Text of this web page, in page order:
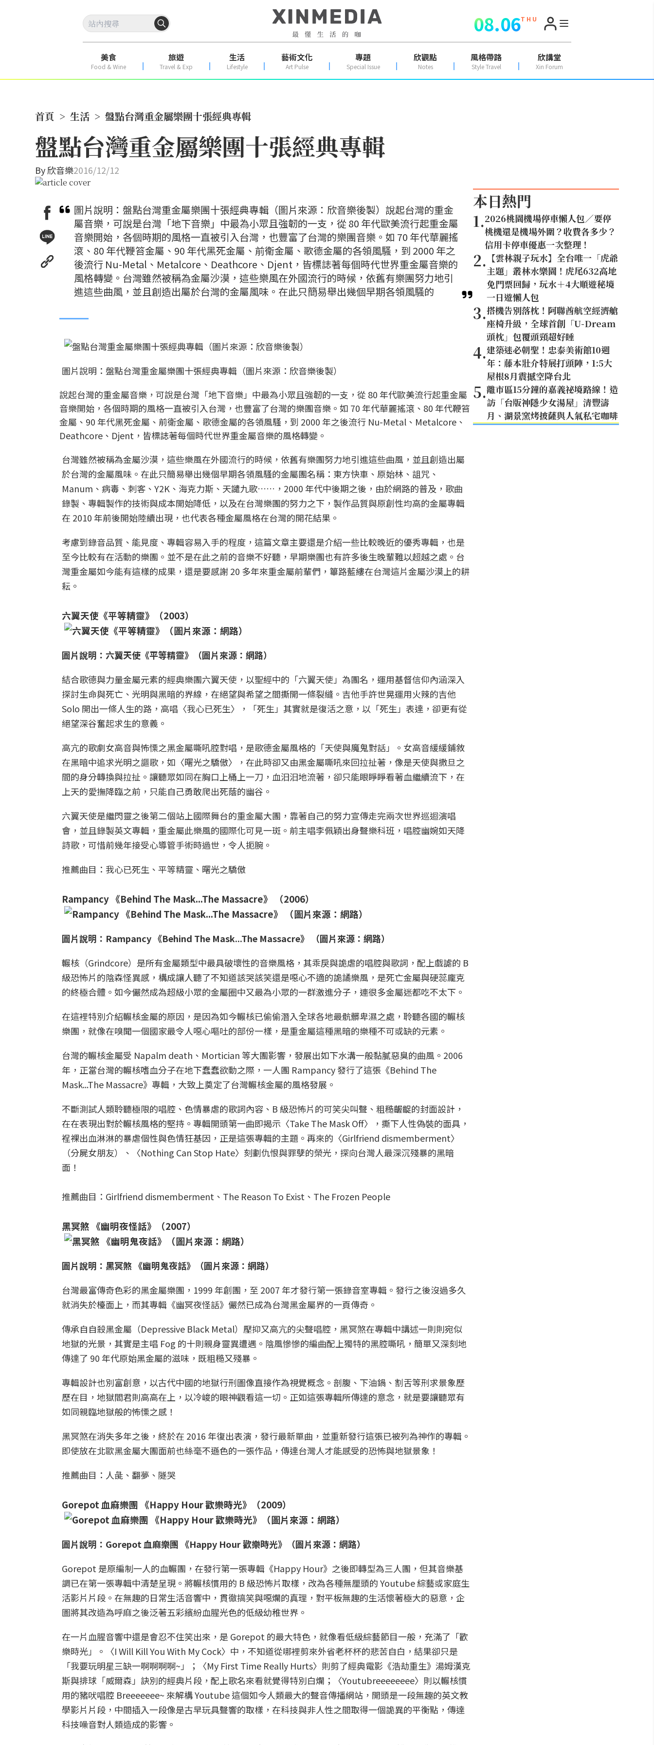
08.06T H U
美食
Food & Wine
旅遊
Travel & Exp
生活
Lifestyle
藝術文化
Art Pulse
專題
Special Issue
欣觀點
Notes
風格帶路
Style Travel
欣講堂
Xin Forum
首頁 > 生活 > 盤點台灣重金屬樂團十張經典專輯
盤點台灣重金屬樂團十張經典專輯
By欣音樂2016/12/12
圖片說明：盤點台灣重金屬樂團十張經典專輯（圖片來源：欣音樂後製）說起台灣的重金
屬音樂，可說是台灣「地下音樂」中最為小眾且強韌的一支，從 80 年代歐美流行起重金屬
音樂開始，各個時期的風格一直被引入台灣，也豐富了台灣的樂團音樂。如 70 年代華麗搖
滾、80 年代鞭笞金屬、90 年代黑死金屬、前衛金屬、歌德金屬的各領風騷，到 2000 年之
後流行 Nu-Metal、Metalcore、Deathcore、Djent，皆標誌著每個時代世界重金屬音樂的
風格轉變。台灣雖然被稱為金屬沙漠，這些樂風在外國流行的時候，依舊有樂團努力地引
進這些曲風，並且創造出屬於台灣的金屬風味。在此只簡易舉出幾個早期各領風騷的
圖片說明：盤點台灣重金屬樂團十張經典專輯（圖片來源：欣音樂後製）
說起台灣的重金屬音樂，可說是台灣「地下音樂」中最為小眾且強韌的一支，從 80 年代歐美流行起重金屬
音樂開始，各個時期的風格一直被引入台灣，也豐富了台灣的樂團音樂。如 70 年代華麗搖滾、80 年代鞭笞
金屬、90 年代黑死金屬、前衛金屬、歌德金屬的各領風騷，到 2000 年之後流行 Nu-Metal、Metalcore、
Deathcore、Djent，皆標誌著每個時代世界重金屬音樂的風格轉變。
台灣雖然被稱為金屬沙漠，這些樂風在外國流行的時候，依舊有樂團努力地引進這些曲風，並且創造出屬
於台灣的金屬風味。在此只簡易舉出幾個早期各領風騷的金屬團名稱：東方快車、原始林、詛咒、
Manum、病毒、刺客、Y2K、海克力斯、天譴九歌……，2000 年代中後期之後，由於網路的普及，歌曲
錄製、專輯製作的技術與成本開始降低，以及在台灣樂團的努力之下，製作品質與原創性均高的金屬專輯
在 2010 年前後開始陸續出現，也代表各種金屬風格在台灣的開花結果。
考慮到錄音品質、能見度、專輯容易入手的程度，這篇文章主要還是介紹一些比較晚近的優秀專輯，也是
至今比較有在活動的樂團。並不是在此之前的音樂不好聽，早期樂團也有許多後生晚輩難以超越之處。台
灣重金屬如今能有這樣的成果，還是要感謝 20 多年來重金屬前輩們，篳路藍縷在台灣這片金屬沙漠上的耕
耘。
六翼天使《平等精靈》（2003）
圖片說明：六翼天使《平等精靈》（圖片來源：網路）
結合歌德與力量金屬元素的經典樂團六翼天使，以聖經中的「六翼天使」為團名，運用基督信仰內涵深入
探討生命與死亡、光明與黑暗的界線，在絕望與希望之間撕開一條裂縫。吉他手許世晃運用火辣的吉他
Solo 開出一條人生的路，高唱〈我心已死生〉，「死生」其實就是復活之意，以「死生」表達，卻更有從
絕望深谷奮起求生的意義。
高亢的歌劇女高音與怖慄之黑金屬嘶吼腔對唱，是歌德金屬風格的「天使與魔鬼對話」。女高音緩緩鋪敘
在黑暗中追求光明之謳歌，如〈曙光之驕傲〉，在此時卻又由黑金屬嘶吼來回拉扯著，像是天使與撒旦之
間的身分轉換與拉扯。讓聽眾如同在胸口上桶上一刀，血汩汩地流著，卻只能眼睜睜看著血繼續流下，在
上天的愛撫降臨之前，只能自己勇敢爬出死蔭的幽谷。
六翼天使是繼閃靈之後第二個站上國際舞台的重金屬大團，靠著自己的努力宣傳走完兩次世界巡迴演唱
會，並且錄製英文專輯，重金屬此樂風的國際化可見一斑。前主唱李佩穎出身聲樂科班，唱腔幽婉如天降
詩歌，可惜前幾年接受心導管手術時過世，令人扼腕。
推薦曲目：我心已死生、平等精靈、曙光之驕傲
Rampancy 《Behind The Mask...The Massacre》 （2006）
圖片說明：Rampancy 《Behind The Mask...The Massacre》 （圖片來源：網路）
輾核（Grindcore）是所有金屬類型中最具破壞性的音樂風格，其乖戾與詭虐的唱腔與歌詞，配上戲謔的 B
級恐怖片的陰森怪異感，構成讓人聽了不知道該哭該笑還是噁心不適的詭譎樂風，是死亡金屬與硬蕊龐克
的終極合體。如今儼然成為超級小眾的金屬圈中又最為小眾的一群激進分子，連很多金屬迷都吃不太下。
在這裡特別介紹輾核金屬的原因，是因為如今輾核已偷偷潛入全球各地最骯髒卑濕之處，聆聽各國的輾核
樂團，就像在嗅聞一個國家最令人噁心嘔吐的部份一樣，是重金屬這種黑暗的樂種不可或缺的元素。
台灣的輾核金屬受 Napalm death、Mortician 等大團影響，發展出如下水溝一般黏膩惡臭的曲風。2006
年，正當台灣的輾核嗜血分子在地下蠢蠢欲動之際，一人團 Rampancy 發行了這張《Behind The
Mask...The Massacre》專輯，大致上奠定了台灣輾核金屬的風格發展。
不斷測試人類聆聽極限的唱腔、色情暴虐的歌詞內容、B 級恐怖片的可笑尖叫聲、粗糙齷齪的封面設計，
在在表現出對於輾核風格的堅持。專輯開頭第一曲即揭示〈Take The Mask Off〉，撕下人性偽裝的面具，
裎裸出血淋淋的暴虐個性與色情狂基因，正是這張專輯的主題。再來的〈Girlfriend dismemberment〉
（分屍女朋友）、〈Nothing Can Stop Hate〉刻劃仇恨與罪孽的榮光，探向台灣人最深沉殘暴的黑暗
面！
推薦曲目：Girlfriend dismemberment、The Reason To Exist、The Frozen People
黑冥煞 《幽明夜怪話》（2007）
圖片說明：黑冥煞 《幽明鬼夜話》（圖片來源：網路）
台灣最富傳奇色彩的黑金屬樂團，1999 年創團，至 2007 年才發行第一張錄音室專輯。發行之後沒過多久
就消失於檯面上，而其專輯《幽冥夜怪話》儼然已成為台灣黑金屬界的一頁傳奇。
傳承自自殺黑金屬（Depressive Black Metal）壓抑又高亢的尖聲唱腔，黑冥煞在專輯中講述一則則宛似
地獄的光景，其實是主唱 Fog 的十則親身靈異遭遇。陰風慘慘的編曲配上獨特的黑腔嘶吼，簡單又深刻地
傳達了 90 年代原始黑金屬的滋味，既粗糙又殘暴。
專輯設計也別富創意，以古代中國的地獄行刑圖像直接作為視覺概念。剖腹、下油鍋、割舌等刑求景象歷
歷在目，地獄閻君則高高在上，以冷峻的眼神觀看這一切。正如這張專輯所傳達的意念，就是要讓聽眾有
如同親臨地獄般的怖慄之感！
黑冥煞在消失多年之後，終於在 2016 年復出表演，發行最新單曲，並重新發行這張已被列為神作的專輯。
即使放在北歐黑金屬大團面前也絲毫不遜色的一張作品，傳達台灣人才能感受的恐怖與地獄景象！
推薦曲目：人彘、翻夢、隧哭
Gorepot 血麻樂團 《Happy Hour 歡樂時光》（2009）
圖片說明：Gorepot 血麻樂團 《Happy Hour 歡樂時光》（圖片來源：網路）
Gorepot 是原編制一人的血輾團，在發行第一張專輯《Happy Hour》之後即轉型為三人團，但其音樂基
調已在第一張專輯中清楚呈現。將輾核慣用的 B 級恐怖片取樣，改為各種無厘頭的 Youtube 綜藝或家庭生
活影片片段。在無趣的日常生活音響中，貫徹搞笑與噁爛的真理，對平板無趣的生活懷著極大的惡意，企
圖將其改造為呼麻之後泛著五彩繽紛血腥光色的低級幼稚世界。
在一片血腥音響中還是會忍不住笑出來，是 Gorepot 的最大特色，就像看低級綜藝節目一般，充滿了「歡
樂時光」。〈I Will Kill You With My Cock〉中，不知道從哪裡剪來外省老杯杯的悲苦自白，結果卻只是
「我要玩明星三缺一啊啊啊啊~」；〈My First Time Really Hurts〉則剪了經典電影《浩劫重生》湯姆漢克
斯與排球「威爾森」訣別的經典片段，配上歌名來看就覺得特別白爛；〈Youtubreeeeeeee〉則以輾核慣
用的豬吠唱腔 Breeeeeee~ 來解構 Youtube 這個如今人類最大的聲音傳播網站，開頭是一段無趣的英文教
學影片片段，中間插入一段像是古早玩具聲響的取樣，在科技與非人性之間取得一個詭異的平衡點，傳達
科技噪音對人類造成的影響。
本日熱門
1.2026桃園機場停車懶人包／要停
桃機還是機場外圍？收費各多少？
信用卡停車優惠一次整理！
2. 【雲林親子玩水】全台唯一「虎爺
主題」叢林水樂園！虎尾632高地
免門票回歸，玩水＋4大順遊秘境
一日遊懶人包
3.搭機告別落枕！阿聯酋航空經濟艙
座椅升級，全球首創「U-Dream
頭枕」包覆頭頸超好睡
4.建築迷必朝聖！忠泰美術館10週
年：藤本壯介特展打頭陣，1:5大
屋根8月震撼空降台北
5.離市區15分鐘的嘉義祕境路線！造
訪「台版神隱少女湯屋」清豐濤
月、湖景窯烤披薩與人氣私宅咖啡